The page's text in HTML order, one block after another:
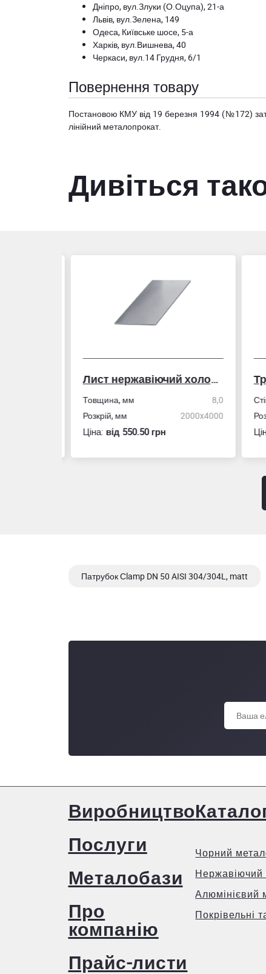
Дніпро, вул.Злуки (О.Оцупа), 21-а
Львів, вул.Зелена, 149
Одеса, Київське шосе, 5-а
Харків, вул.Вишнева, 40
Черкаси, вул.14 Грудня, 6/1
Повернення товару
Постановою КМУ від 19 березня 1994 (№172)
лінійний металопрокат.
Дивіться
Лист нержавіючий холоднокатаний
Товщина, мм
8,0
Розкрій, мм
2000x4000
Ціна: вiд 550.50 грн
Патрубок Сlamp DN 50 AISI 304/304L, matt
Виробництво
Послуги
Металобази
Про
компанію
Прайс-листи
Чорний
Нержавіючий
Алюмінієвий
Покрівельні